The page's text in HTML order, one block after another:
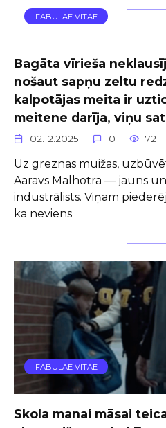
FABULAE VITAE
Bagāta vīrieša
nošaut sapņu zeltu
kalpotājas meita ir
meitene darīja, viņu
02.12.2025 0 72
Uz greznas muižas,
Aaravs Malhotra — jauns
industrālists. Viņam
ka neviens
FABULAE VITAE
Skola manai māsai